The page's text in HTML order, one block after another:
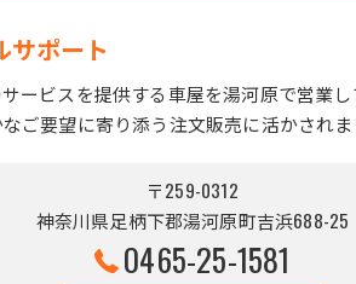
サポート
ービスを提供する車屋を湯河原で営業
ご要望に寄り添う注文販売に活かされま
〒259-0312
神奈川県足柄下郡湯河原町吉浜688-25
0465-25-1581